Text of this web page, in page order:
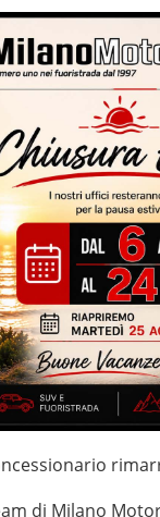
e garantiti
interno sportivo
elettricamente –
CON
della
Numeri Uno Nei
di Milano